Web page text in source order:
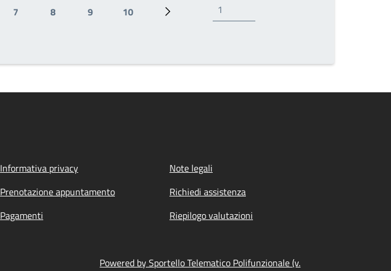
Pagina
7
Pagina
8
Pagina
9
Ultima pagina
10
Pagina successiva
Informativa privacy
Note legali
Prenotazione appuntamento
Richiedi assistenza
Pagamenti
Riepilogo valutazioni
Powered by Sportello Telematico Polifunzionale (v.